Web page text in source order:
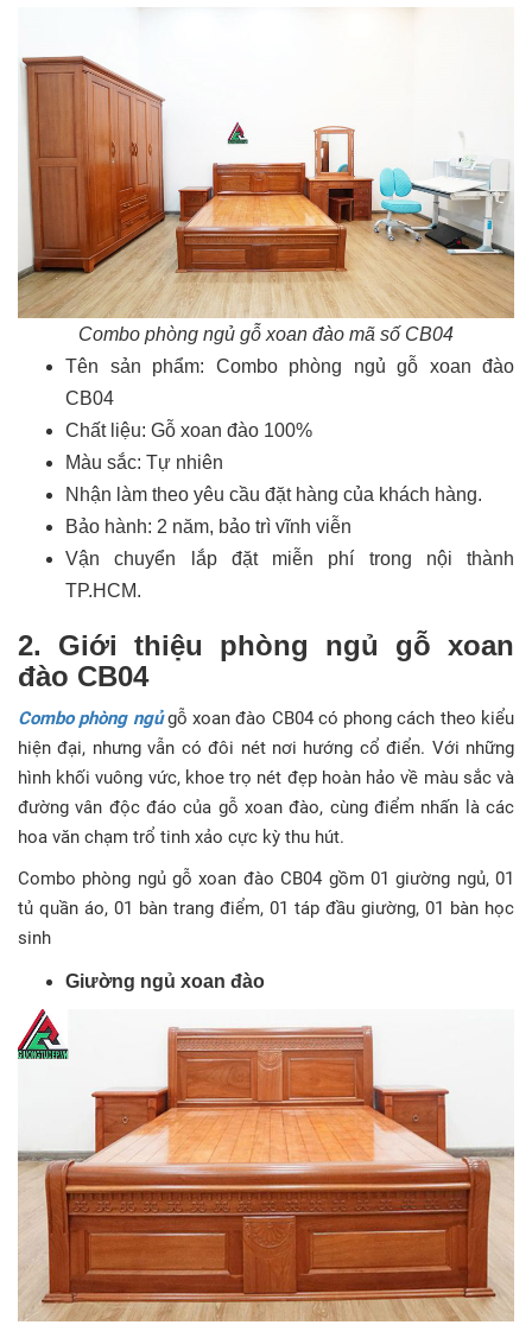
Combo phòng ngủ gỗ xoan đào mã số CB04
Tên sản phẩm: Combo phòng ngủ gỗ xoan đào
CB04
Chất liệu: Gỗ xoan đào 100%
Màu sắc: Tự nhiên
Nhận làm theo yêu cầu đặt hàng của khách hàng.
Bảo hành: 2 năm, bảo trì vĩnh viễn
Vận chuyển lắp đặt miễn phí trong nội thành
TP.HCM.
2. Giới thiệu phòng ngủ gỗ xoan
đào CB04
Combo phòng ngủgỗ xoan đào CB04 có phong cách theo kiểu
hiện đại, nhưng vẫn có đôi nét nơi hướng cổ điển. Với những
hình khối vuông vức, khoe trọ nét đẹp hoàn hảo về màu sắc và
đường vân độc đáo của gỗ xoan đào, cùng điểm nhấn là các
hoa văn chạm trổ tinh xảo cực kỳ thu hút.
Combo phòng ngủ gỗ xoan đào CB04 gồm 01 giường ngủ, 01
tủ quần áo, 01 bàn trang điểm, 01 táp đầu giường, 01 bàn học
sinh
Giường ngủ xoan đào